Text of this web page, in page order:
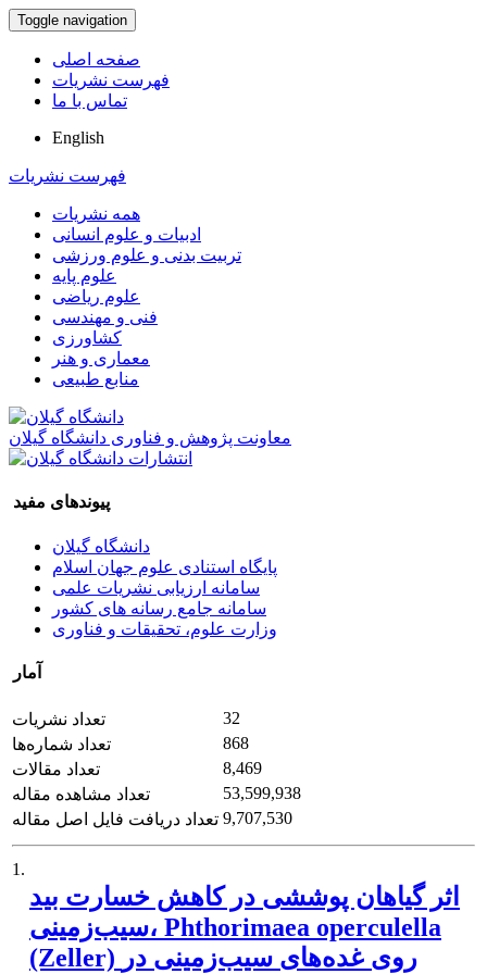
Toggle navigation
صفحه اصلی
فهرست نشریات
تماس با ما
English
فهرست نشریات
همه نشریات
ادبیات و علوم انسانی
تربیت بدنی و علوم ورزشی
علوم پایه
علوم ریاضی
فنی و مهندسی
کشاورزی
معماری و هنر
منابع طبیعی
معاونت پژوهش و فناوری دانشگاه گیلان
پیوندهای مفید
دانشگاه گیلان
پایگاه استنادی علوم جهان اسلام
سامانه ارزیابی نشریات علمی
سامانه جامع رسانه های کشور
وزارت علوم، تحقیقات و فناوری
آمار
تعداد نشریات
32
تعداد شماره‌ها
868
تعداد مقالات
8,469
تعداد مشاهده مقاله
53,599,938
تعداد دریافت فایل اصل مقاله 9,707,530
1.
اثر گیاهان پوششی در کاهش خسارت بید
سیب‌زمینی، Phthorimaea operculella
(Zeller) روی غده‌های سیب‌زمینی در